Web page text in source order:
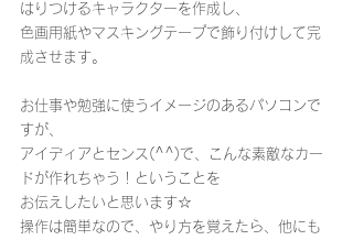
はりつけるキャラクターを作成し、
色画用紙やマスキングテープで飾り付けして完
成させます。
お仕事や勉強に使うイメージのあるパソコンで
すが、
アイディアとセンス(^^)で、こんな素敵なカー
ドが作れちゃう！ということを
お伝えしたいと思います☆
操作は簡単なので、やり方を覚えたら、他にも